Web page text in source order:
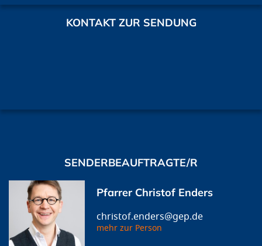
KONTAKT ZUR SENDUNG
SENDERBEAUFTRAGTE/R
Pfarrer Christof Enders
christof.enders@gep.de
mehr zur Person